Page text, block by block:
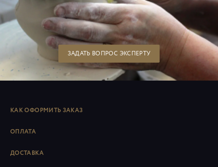
ЗАДАТЬ ВОПРОС ЭКСПЕРТУ
КАК ОФОРМИТЬ ЗАКАЗ
ОПЛАТА
ДОСТАВКА